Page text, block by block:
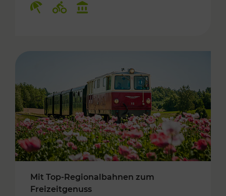
Mit Top-Regionalbahnen zum
Freizeitgenuss